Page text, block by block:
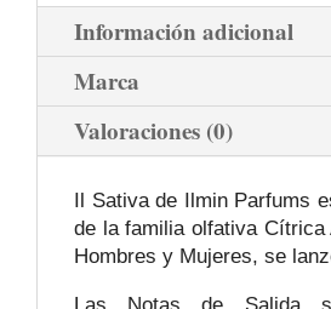
Información adicional
Marca
Valoraciones (0)
Il Sativa de Ilmin Parfums
de la familia olfativa Cítrica
Hombres y Mujeres, se